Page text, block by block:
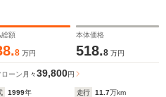
ョンパイプ
総額
8 万円
本体価格
518.8 万円
ーン 月々39,800円
1999年 走行 11.7万km